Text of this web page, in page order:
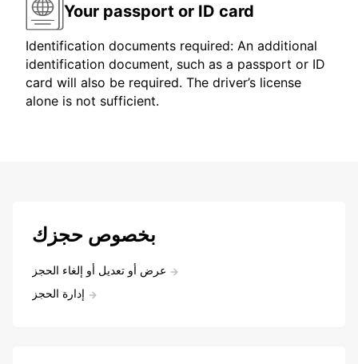
Your passport or ID card
Identification documents required: An additional
identification document, such as a passport or ID
card will also be required. The driver’s license
alone is not sufficient.
بخصوص حجزك
عرض أو تعديل أو إلغاء الحجز
إدارة الحجز